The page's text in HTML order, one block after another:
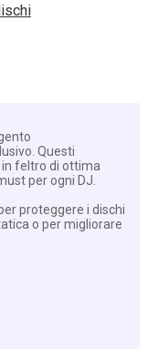
Questi
feltro di ottima
per ogni DJ.
proteggere i dischi
o per migliorare